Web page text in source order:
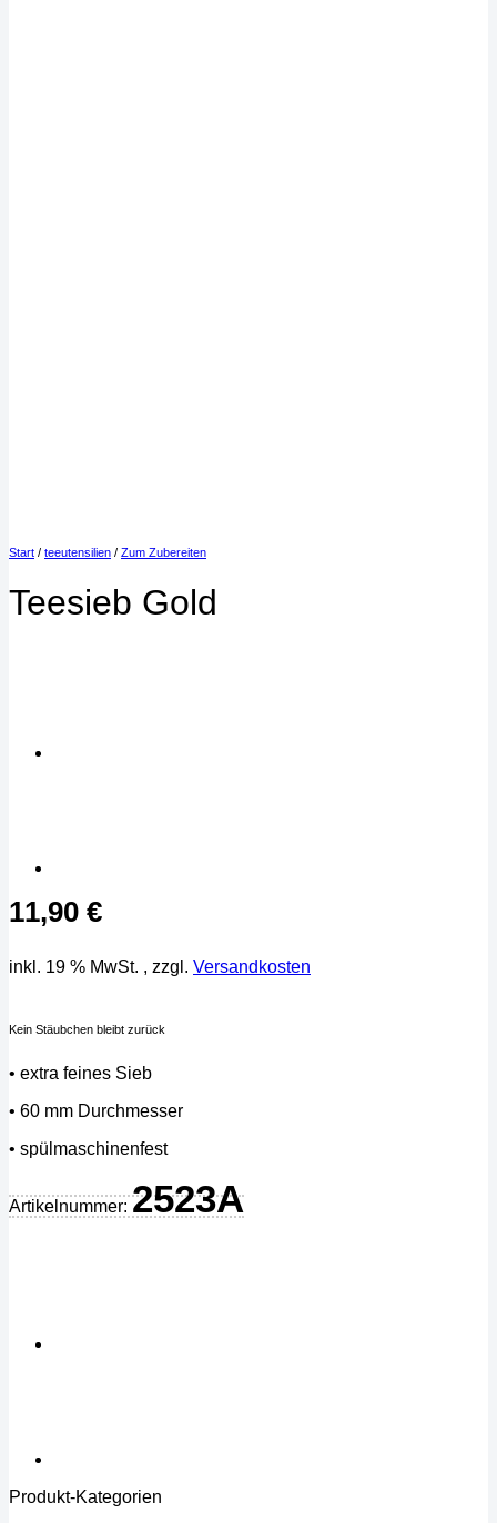
Start / teeutensilien / Zum Zubereiten
Teesieb Gold
11,90 €
inkl. 19 % MwSt. , zzgl. Versandkosten
Kein Stäubchen bleibt zurück
• extra feines Sieb
• 60 mm Durchmesser
• spülmaschinenfest
Artikelnummer: 2523A
Produkt-Kategorien